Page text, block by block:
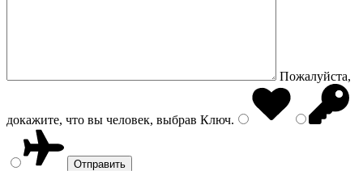
Пожалуйста,
докажите, что вы человек, выбрав Ключ.